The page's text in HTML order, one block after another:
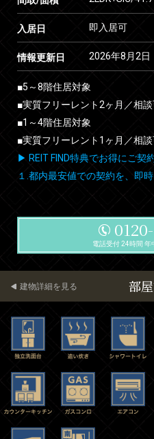
入居日 即入居可
情報更新日 2026年8月2日
■5～8階住居対象
■実質フリーレント2ヶ月／相
■1～4階住居対象
■実質フリーレント1ヶ月／相
▶ REIT FIND特典でお得にご契
１.都内最安値での契約を、即
電話受付 24時間 年
部
建物詳細を見る